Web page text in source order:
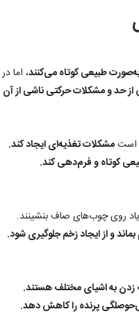
طبیعی کوتاه می‌کنند، اما
حد و مشکلات حرکتی ناشی از آن
استمشکلات تغذیه‌ای ایجاد کند.
کوتاه و فرم‌دهی کند.
روی چوب‌های صاف بنشینند.
و از ایجاد زخم جلوگیری شود.
به اشیای مختلف هستند.
پرنده را کاهش دهد.